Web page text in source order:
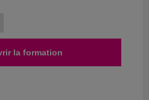
la formation